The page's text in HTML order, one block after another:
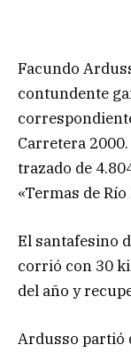
Facundo
contundente
Carretera
trazado de
«Termas de
El santafesino
corrió con 30
del año y
Ardusso partió